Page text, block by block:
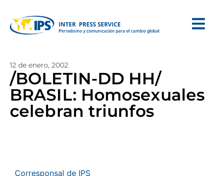
12 de enero, 2002
/BOLETIN-DD HH/
BRASIL: Homosexuales
celebran triunfos
Corresponsal de IPS